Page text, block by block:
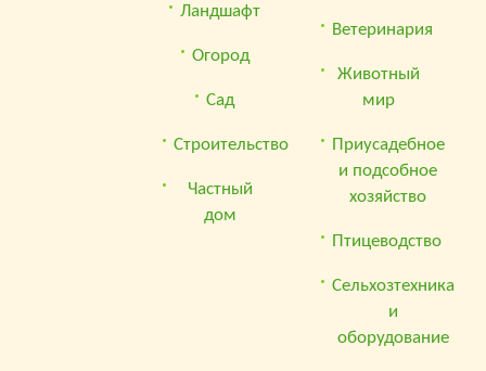
Ландшафт
Огород
Сад
Строительство
Частный
дом
Ветеринария
Животный
мир
Приусадебное
и подсобное
хозяйство
Птицеводство
Сельхозтехника
и
оборудование